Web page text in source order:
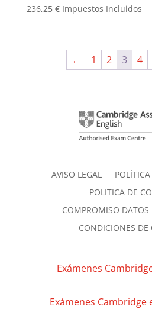
236,25 € Impuestos Incluidos
← 1 2 3 4
AVISO LEGAL
POLITICA DE
COMPROMISO DATOS
CONDICIONES DE
Exámenes
Exámenes Cambridge